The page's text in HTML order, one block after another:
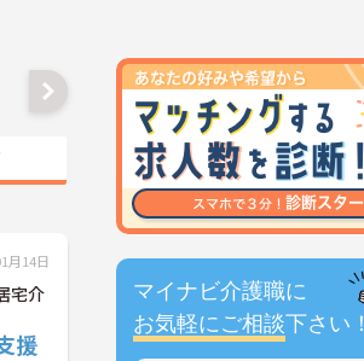
マイナビ介護職に
お気軽にご相談下さい！
月14日
宅介
援